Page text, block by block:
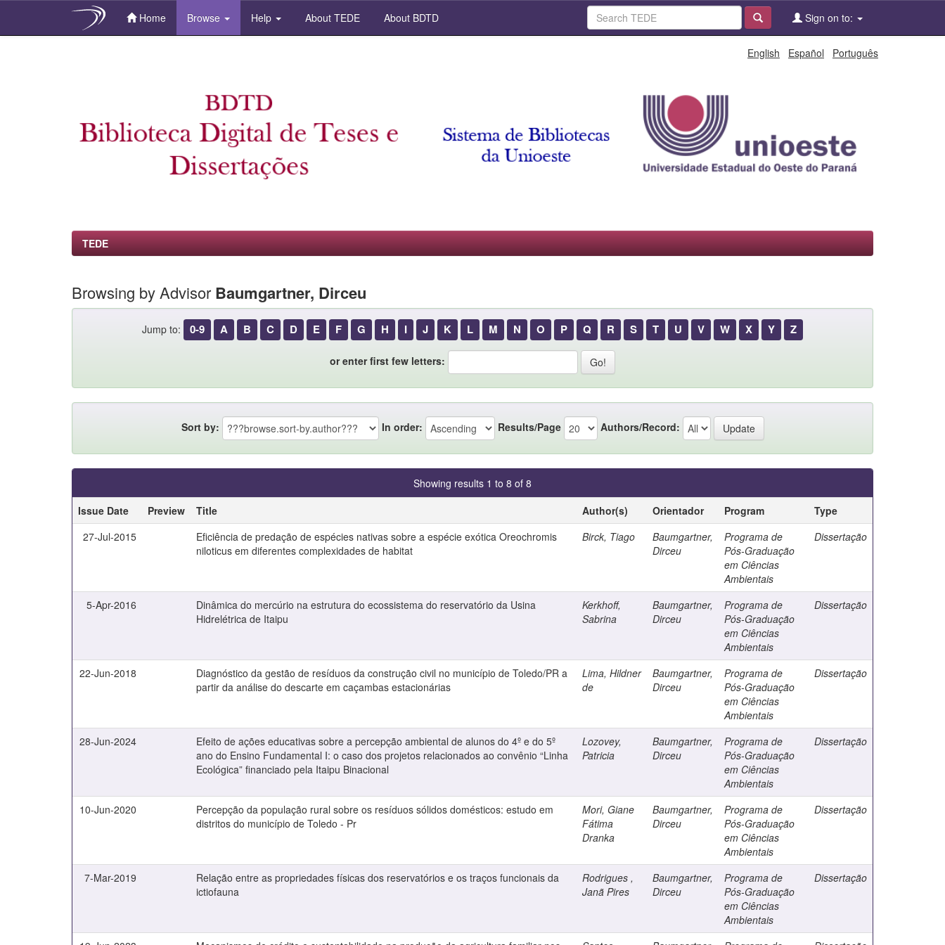
Home Browse Help About TEDE About BDTD Sign on to:
English Español Português
TEDE
Browsing by Advisor Baumgartner, Dirceu
Jump to: 0-9 A B C D E F G H I J K L M N O P Q R S T U V W X Y Z
or enter first few letters:
Sort by: In order: Results/Page Authors/Record:
Showing results 1 to 8 of 8
Issue Date
Preview Title Author(s) Orientador Program
Type
27-Jul-2015
Eficiência de predação de espécies nativas sobre a espécie exótica Oreochromis
niloticus em diferentes complexidades de habitat
Birck, Tiago
Baumgartner,
Dirceu
Programa de
Pós-Graduação
em Ciências
Ambientais
Dissertação
5-Apr-2016
Dinâmica do mercúrio na estrutura do ecossistema do reservatório da Usina
Hidrelétrica de Itaipu
Kerkhoff,
Sabrina
Baumgartner,
Dirceu
Programa de
Pós-Graduação
em Ciências
Ambientais
Dissertação
22-Jun-2018
Diagnóstico da gestão de resíduos da construção civil no município de Toledo/PR a
partir da análise do descarte em caçambas estacionárias
Lima, Hildner
de
Baumgartner,
Dirceu
Programa de
Pós-Graduação
em Ciências
Ambientais
Dissertação
28-Jun-2024
Efeito de ações educativas sobre a percepção ambiental de alunos do 4º e do 5º
ano do Ensino Fundamental I: o caso dos projetos relacionados ao convênio “Linha
Ecológica” financiado pela Itaipu Binacional
Lozovey,
Patricia
Baumgartner,
Dirceu
Programa de
Pós-Graduação
em Ciências
Ambientais
Dissertação
10-Jun-2020
Percepção da população rural sobre os resíduos sólidos domésticos: estudo em
distritos do município de Toledo - Pr
Mori, Giane
Fátima
Dranka
Baumgartner,
Dirceu
Programa de
Pós-Graduação
em Ciências
Ambientais
Dissertação
7-Mar-2019
Relação entre as propriedades físicas dos reservatórios e os traços funcionais da
ictiofauna
Rodrigues ,
Janã Pires
Baumgartner,
Dirceu
Programa de
Pós-Graduação
em Ciências
Ambientais
Dissertação